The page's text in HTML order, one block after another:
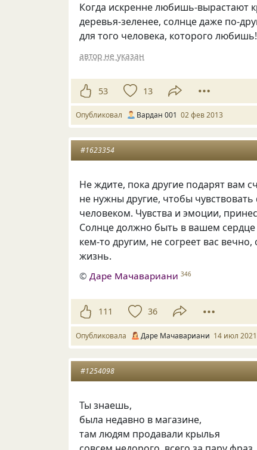
Когда искренне любишь-вырастают
деревья-зеленее, солнце даже по-
для того человека, которого любишь!
автор не указан
53 13
Опубликовал Вардан 001 02 фев 2013
#1623354
Не ждите, пока другие подарят вам
не нужны другие, чтобы
человеком. Чувства и эмоции,
Солнце должно быть в вашем сердце
кем-то другим, не согреет вас
жизнь.
©Даре Мачавариани 346
111 36
Опубликовала Даре Мачавариани 14 июл 2021
#1254098
Ты знаешь,
была недавно в магазине,
там людям продавали крылья